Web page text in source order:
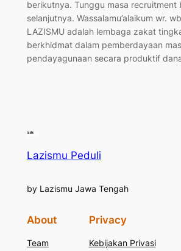
berikutnya. Tunggu masa recruitment
selanjutnya. Wassalamu’alaikum wr.
LAZISMU adalah lembaga zakat
berkhidmat dalam pemberdayaan
pendayagunaan secara produktif
Lazismu Peduli
by Lazismu Jawa Tengah
About
Team
Privacy
Kebijakan Privasi